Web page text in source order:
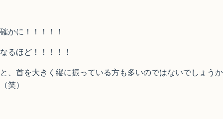
確かに！！！！！
なるほど！！！！！
と、首を大きく縦に振っている方も多いのではないでしょうか
（笑）